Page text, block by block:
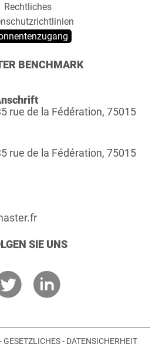
Rechtliches
BENCHMARK
rue de la Fédération, 75015
rue de la Fédération, 75015
SIE UNS
GESETZLICHES- DATENSICHERHEIT